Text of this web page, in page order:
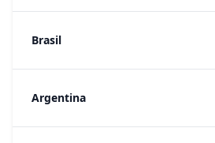
Brasil
Argentina